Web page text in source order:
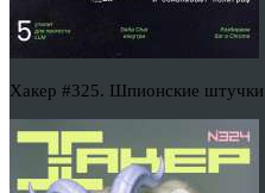
Хакер #325. Шпионские штучки